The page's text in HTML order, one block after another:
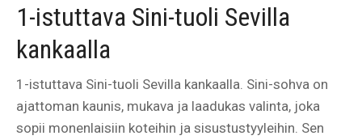
1-istuttava Sini-tuoli Sevilla
kankaalla
1-istuttava Sini-tuoli Sevilla kankaalla. Sini-sohva on
ajattoman kaunis, mukava ja laadukas valinta, joka
sopii monenlaisiin koteihin ja sisustustyyleihin. Sen